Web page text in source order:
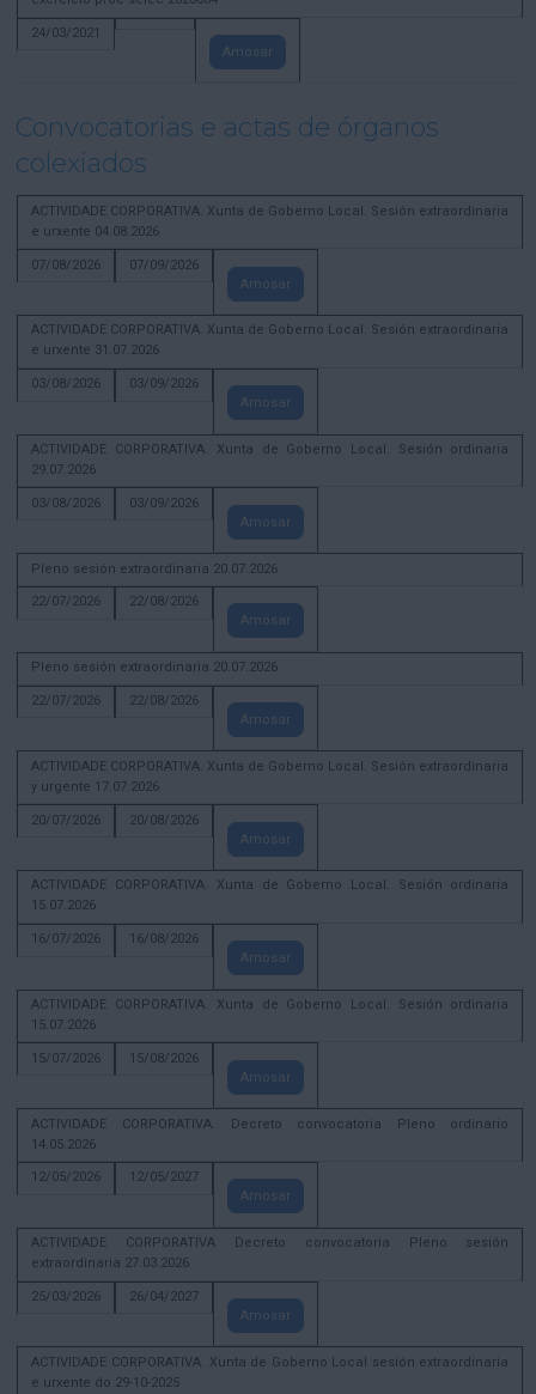
24/03/2021
Amosar
Convocatorias e actas de órganos
colexiados
ACTIVIDADE CORPORATIVA. Xunta de Goberno Local. Sesión extraordinaria
e urxente 04.08.2026
07/08/2026
07/09/2026
Amosar
ACTIVIDADE CORPORATIVA. Xunta de Goberno Local. Sesión extraordinaria
e urxente 31.07.2026
03/08/2026
03/09/2026
Amosar
ACTIVIDADE CORPORATIVA. Xunta de Goberno Local. Sesión ordinaria
29.07.2026
03/08/2026
03/09/2026
Amosar
Pleno sesión extraordinaria 20.07.2026
22/07/2026
22/08/2026
Amosar
Pleno sesión extraordinaria 20.07.2026
22/07/2026
22/08/2026
Amosar
ACTIVIDADE CORPORATIVA. Xunta de Goberno Local. Sesión extraordinaria
y urgente 17.07.2026
20/07/2026
20/08/2026
Amosar
ACTIVIDADE CORPORATIVA. Xunta de Goberno Local. Sesión ordinaria
15.07.2026
16/07/2026
16/08/2026
Amosar
ACTIVIDADE CORPORATIVA. Xunta de Goberno Local. Sesión ordinaria
15.07.2026
15/07/2026
15/08/2026
Amosar
ACTIVIDADE CORPORATIVA. Decreto convocatoria Pleno ordinario
14.05.2026
12/05/2026
12/05/2027
Amosar
ACTIVIDADE CORPORATIVA Decreto convocatoria Pleno sesión
extraordinaria 27.03.2026
25/03/2026
26/04/2027
Amosar
ACTIVIDADE CORPORATIVA. Xunta de Goberno Local sesión extraordinaria
e urxente do 29-10-2025